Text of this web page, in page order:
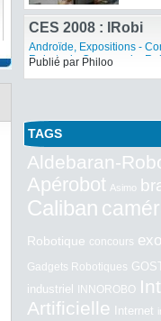
Robots
Publié
CES 2008 : IRobi
Androïde,Expositions -
TAGS
Aldebaran-
Apérobot Asimo
Caliban
Robotique concours
Gadgets Robotiques
industriel INNOROBO
Artificielle
Internet